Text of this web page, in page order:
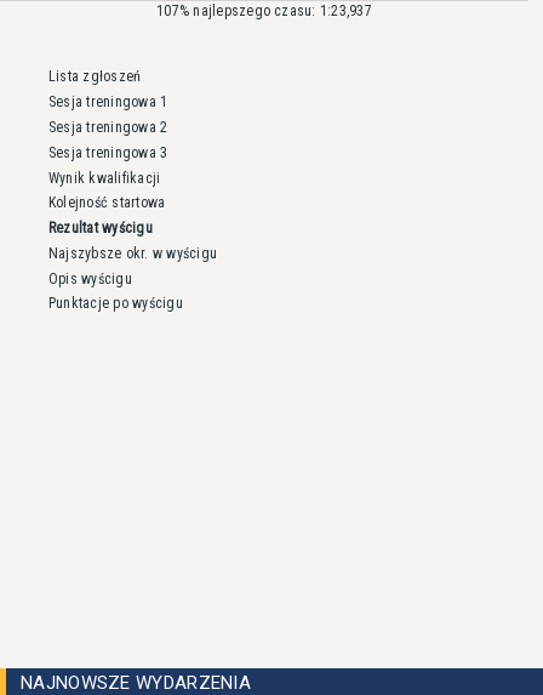
107% najlepszego czasu: 1:23,937
Lista zgłoszeń
Sesja treningowa 1
Sesja treningowa 2
Sesja treningowa 3
Wynik kwalifikacji
Kolejność startowa
Rezultat wyścigu
Najszybsze okr. w wyścigu
Opis wyścigu
Punktacje po wyścigu
NAJNOWSZE WYDARZENIA